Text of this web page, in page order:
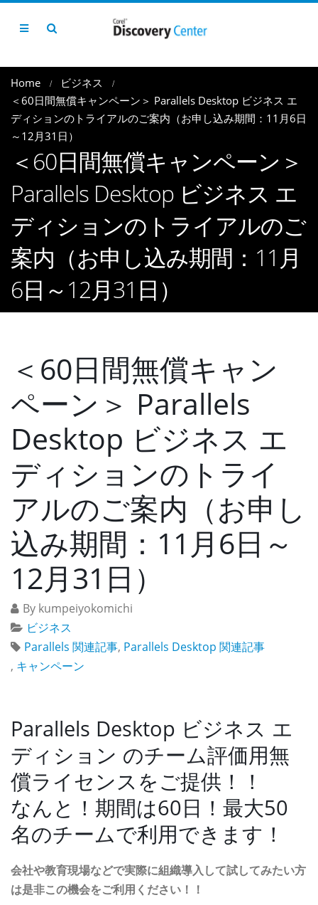
Home
ビジネス
＜60日間無償キャンペーン＞ Parallels Desktop ビジネス エ
ディションのトライアルのご案内（お申し込み期間：11月6日
～12月31日）
＜60日間無償キャンペーン＞
Parallels Desktop ビジネス エ
ディションのトライアルのご
案内（お申し込み期間：11月
6日～12月31日）
＜60日間無償キャン
ペーン＞ Parallels
Desktop ビジネス エ
ディションのトライ
アルのご案内（お申し
込み期間：11月6日～
12月31日）
By kumpeiyokomichi
ビジネス
Parallels 関連記事, Parallels Desktop 関連記事
, キャンペーン
Parallels Desktop ビジネス エ
ディション のチーム評価用無
償ライセンスをご提供！！
なんと！期間は60日！最大50
名のチームで利用できます！
会社や教育現場などで実際に組織導入して試してみたい方
は是非この機会をご利用ください！！